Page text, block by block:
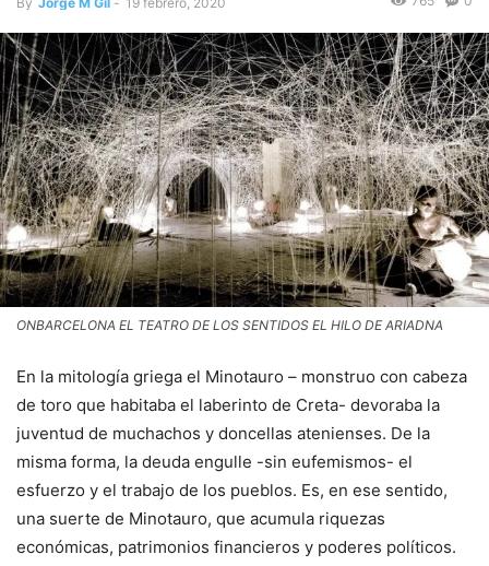
ONBARCELONA EL TEATRO DE LOS SENTIDOS EL HILO DE ARIADNA
En la mitología griega el Minotauro – monstruo con cabeza
de toro que habitaba el laberinto de Creta- devoraba la
juventud de muchachos y doncellas atenienses. De la
misma forma, la deuda engulle -sin eufemismos- el
esfuerzo y el trabajo de los pueblos. Es, en ese sentido,
una suerte de Minotauro, que acumula riquezas
económicas, patrimonios financieros y poderes políticos.